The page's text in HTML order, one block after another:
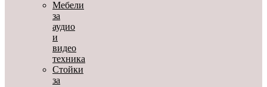
Мебели
за
аудио
и
видео
техника
Стойки
за